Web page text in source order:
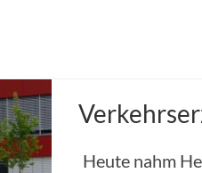
Heute nahm